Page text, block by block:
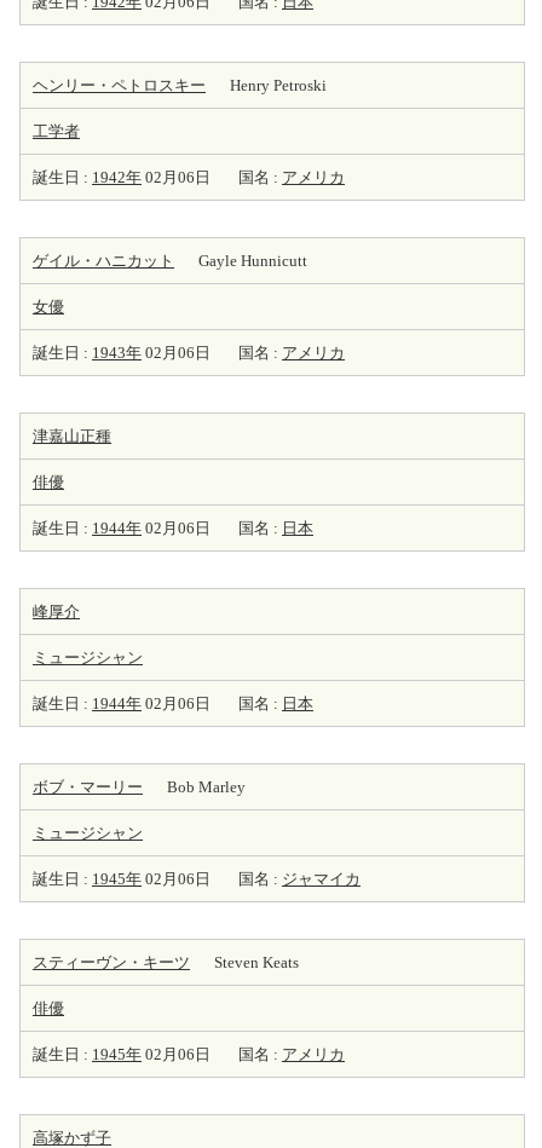
ヘンリー・ペトロスキー Henry Petroski
工学者
誕生日 : 1942年 02月06日 国名 : アメリカ
ゲイル・ハニカット Gayle Hunnicutt
女優
誕生日 : 1943年 02月06日 国名 : アメリカ
津嘉山正種
俳優
誕生日 : 1944年 02月06日 国名 : 日本
峰厚介
ミュージシャン
誕生日 : 1944年 02月06日 国名 : 日本
ボブ・マーリー Bob Marley
ミュージシャン
誕生日 : 1945年 02月06日 国名 : ジャマイカ
スティーヴン・キーツ Steven Keats
俳優
誕生日 : 1945年 02月06日 国名 : アメリカ
高塚かず子